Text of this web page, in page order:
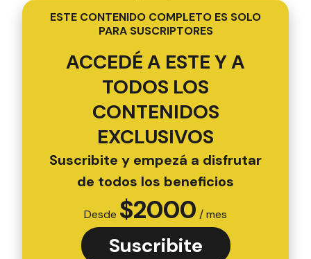
ESTE CONTENIDO COMPLETO ES SOLO
PARA SUSCRIPTORES
ACCEDÉ A ESTE Y A
TODOS LOS
CONTENIDOS
EXCLUSIVOS
Suscribite y empezá a disfrutar
de todos los beneficios
Desde $2000 / mes
Suscribite